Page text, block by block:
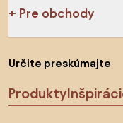
Pre obchody
Určite preskúmajte
Produkty